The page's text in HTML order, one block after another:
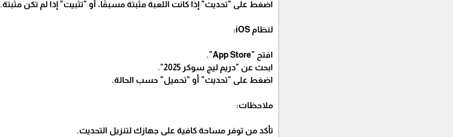
اضغط على "تحديث" إذا كانت اللعبة مثبتة مسبقًا، أو "تثبيت" إذا لم تكن مثبتة.
لنظام iOS:
افتح "App Store".
ابحث عن "دريم ليج سوكر 2025".
اضغط على "تحديث" أو "تحميل" حسب الحالة.
ملاحظات:
تأكد من توفر مساحة كافية على جهازك لتنزيل التحديث.